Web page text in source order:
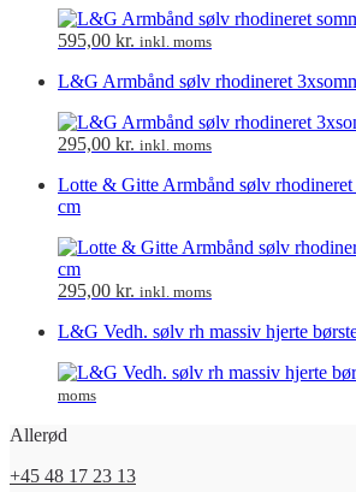
595,00 kr. inkl. moms
L&G Armbånd sølv rhodineret
295,00 kr. inkl. moms
Lotte & Gitte Armbånd sølv
cm
295,00 kr. inkl. moms
L&G Vedh. sølv rh massiv hjerte
moms
Allerød
+45 48 17 23 13